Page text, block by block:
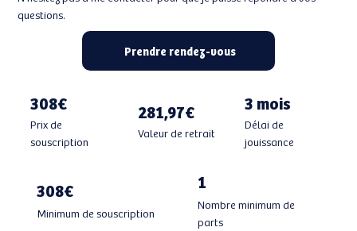
questions.
Prendre rendez-vous
308€
Prix de
souscription
1
Nombre minimum de
parts
3 mois
Délai de
jouissance
308€
Minimum de souscription
281,97€
Valeur de retrait